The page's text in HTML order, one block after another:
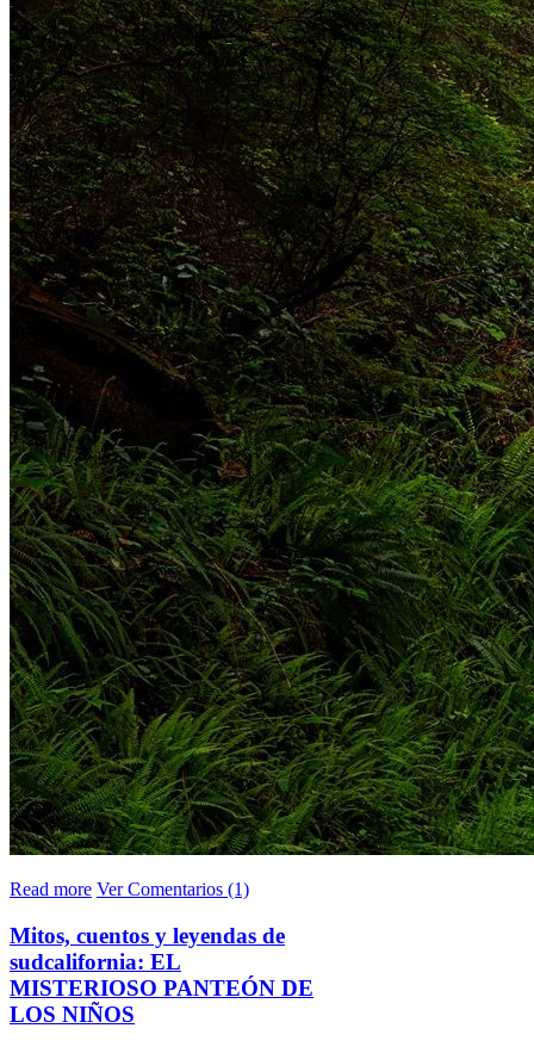
Read more Ver Comentarios (1)
Mitos, cuentos y leyendas de
sudcalifornia: EL
MISTERIOSO PANTEÓN DE
LOS NIÑOS